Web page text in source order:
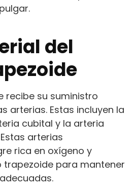
del
recibe su suministro
arterias. Estas incluyen la
cubital y la arteria
arterias
rica en oxígeno y
trapezoide para mantener